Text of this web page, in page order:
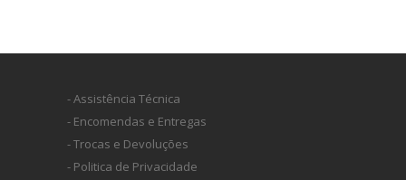
- Assistência Técnica
- Encomendas e Entregas
- Trocas e Devoluções
- Politica de Privacidade